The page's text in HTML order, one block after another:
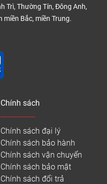
Trì, Thường Tín, Đông Anh,
Bắc, miền Trung.
Chính sách
Chính sách đại lý
Chính sách bảo hành
Chính sách vận chuyển
Chính sách bảo mật
Chính sách đổi trả